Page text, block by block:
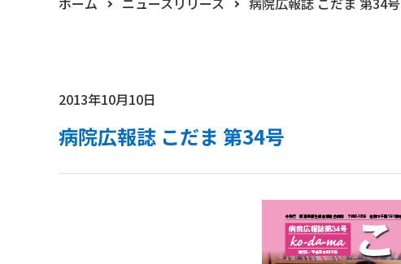
2013年10月10日
病院広報誌 こだま 第34号